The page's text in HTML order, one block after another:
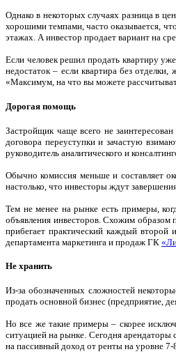
Однако в некоторых случаях разница в
хорошими темпами, часто оказывается,
этажах. А инвестор продает вариант на
Если человек решил продать квартиру
недостаток – если квартира без
«Максимум, на что вы можете
Дорогая помощь
Застройщик чаще всего не
договора переуступки и зачастую
руководитель аналитического и
Обычно комиссия меньше и составляет
настолько, что инвесторы ждут
Тем не менее на рынке есть примеры,
объявления инвесторов. Схожим образом
прибегает практический каждый
департамента маркетинга и продаж ГК
Не хранить
Из-за обозначенных сложностей
продать основной бизнес (предприятие,
Но все же такие примеры – скорее
ситуацией на рынке. Сегодня арендаторы
на пассивный доход от ренты на уровне